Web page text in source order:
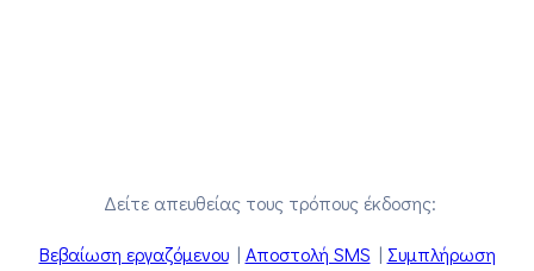
Δείτε απευθείας τους τρόπους έκδοσης:
Βεβαίωση εργαζόμενου| Αποστολή SMS | Συμπλήρωση